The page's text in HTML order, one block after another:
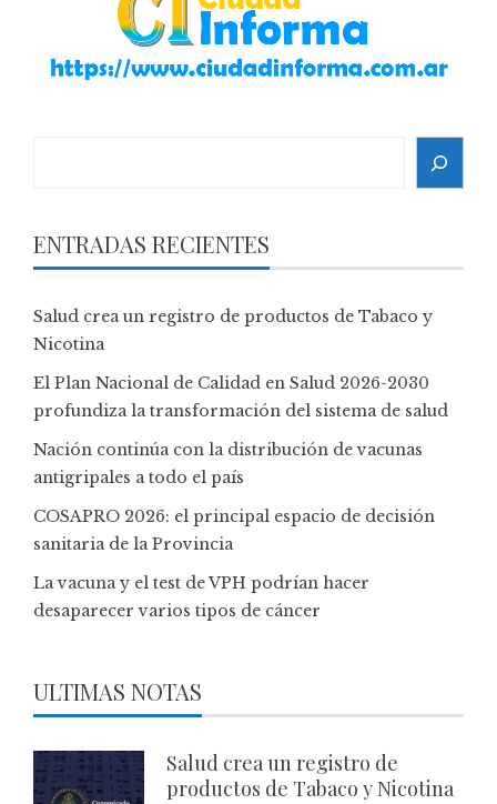
ENTRADAS RECIENTES
Salud crea un registro de productos de Tabaco y
Nicotina
El Plan Nacional de Calidad en Salud 2026-2030
profundiza la transformación del sistema de salud
Nación continúa con la distribución de vacunas
antigripales a todo el país
COSAPRO 2026: el principal espacio de decisión
sanitaria de la Provincia
La vacuna y el test de VPH podrían hacer
desaparecer varios tipos de cáncer
ULTIMAS NOTAS
Salud crea un registro de
productos de Tabaco y Nicotina